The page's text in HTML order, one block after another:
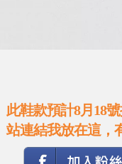
此鞋款預計8月18
站連結我放在這，